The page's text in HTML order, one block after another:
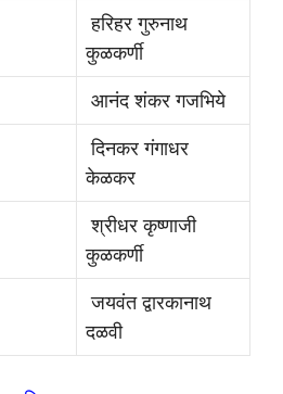
हरिहर गुरुनाथ
कुळकर्णी
आनंद शंकर गजभिये
दिनकर गंगाधर
केळकर
श्रीधर कृष्णाजी
कुळकर्णी
जयवंत द्वारकानाथ
दळवी